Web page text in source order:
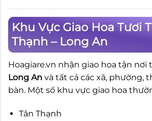
Khu Vực Giao Hoa Tươi
Thạnh – Long An
Hoagiare.vn nhận giao hoa tận nơi
Long An và tất cả các xã, phường,
bàn. Một số khu vực giao hoa
Tân Thạnh